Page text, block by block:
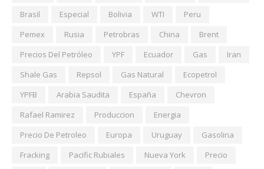
Brasil
Especial Bolivia WTI
Peru
Pemex
Rusia Petrobras China
Brent
Precios Del Petróleo
YPF Ecuador Gas
Iran
Shale Gas
Repsol Gas Natural
Ecopetrol
YPFB
Arabia Saudita España
Chevron
Rafael Ramirez
Produccion
Energia
Precio De Petroleo
Europa Uruguay
Gasolina
Fracking
Pacific Rubiales Nueva York
Precio